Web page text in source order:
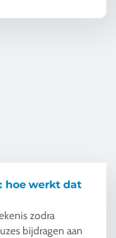
hoe werkt dat
zodra
bijdragen aan